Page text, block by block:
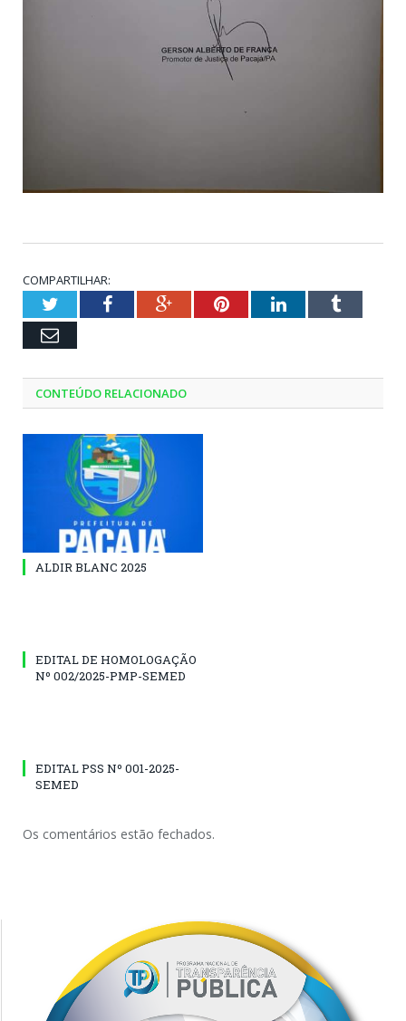
COMPARTILHAR:
TwitterFacebookGoogle+PinterestLinkedInTumblr
Email
CONTEÚDO RELACIONADO
ALDIR BLANC 2025
EDITAL DE HOMOLOGAÇÃO
Nº 002/2025-PMP-SEMED
EDITAL PSS Nº 001-2025-
SEMED
Os comentários estão fechados.